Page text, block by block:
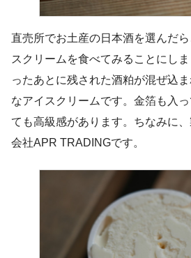
直売所でお土産の日本酒を選んだ
スクリームを食べてみることにし
ったあとに残された酒粕が混ぜ込
なアイスクリームです。金箔も入
ても高級感があります。ちなみに
会社APR TRADINGです。